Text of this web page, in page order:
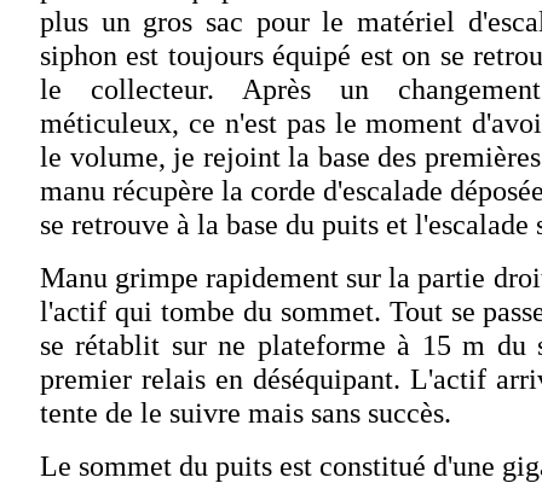
plus un gros sac pour le matériel
siphon est toujours équipé est on se
le collecteur. Après un
méticuleux, ce n'est pas le moment
le volume, je rejoint la base des
manu récupère la corde d'escalade
se retrouve à la base du puits et l'escalade
Manu grimpe rapidement sur la partie
l'actif qui tombe du sommet. Tout se
se rétablit sur ne plateforme à 15 m du
premier relais en déséquipant. L'actif
tente de le suivre mais sans succès.
Le sommet du puits est constitué d'une